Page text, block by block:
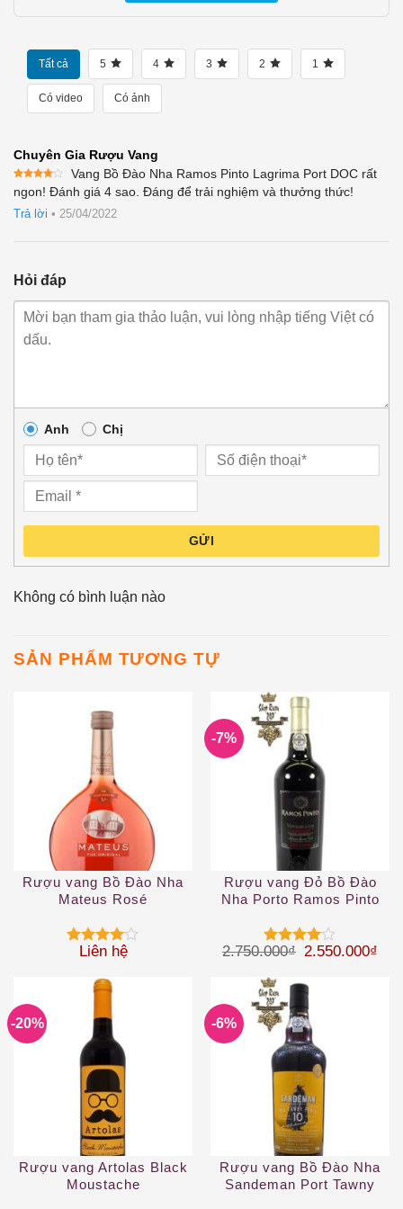
Tất cả 5 4 3 2 1
Có video Có ảnh
Chuyên Gia Rượu Vang
xếp
hạng4
5 sao
Vang Bồ Đào Nha Ramos Pinto Lagrima Port DOC rất
ngon! Đánh giá 4 sao. Đáng để trải nghiệm và thưởng thức!
Trả lời • 25/04/2022
Hỏi đáp
Anh Chị
GỬI
Không có bình luận nào
SẢN PHẨM TƯƠNG TỰ
Rượu vang Bồ Đào Nha
Mateus Rosé
Được
5 sao
Liên hệ
-7%
Rượu vang Đỏ Bồ Đào
Nha Porto Ramos Pinto
Được
45 sao
2.750.000₫ Giá gốc là:
2.550.000₫
-20%
Rượu vang Artolas Black
Moustache
-6%
Rượu vang Bồ Đào Nha
Sandeman Port Tawny